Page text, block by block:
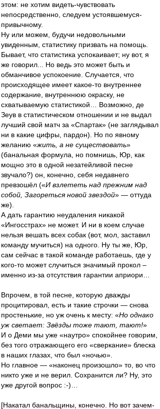
этом: не хотим видеть-чувствовать
непосредственно, следуем устоявшемуся-
привычному.
Ну или можем, будучи недовольными
увиденным, статистику призвать на помощь.
Бывает, что статистика успокаивает; ну вот, я
же говорил... Но ведь это может быть и
обманчивое успокоение. Случается, что
происходящее имеет какое-то внутреннее
содержание, внутреннюю окраску, не
схватываемую статистикой… Возможно, де
Зеув в статистическом отношении и не выдал
лучший свой матч за «Спартак» (не заглядывал
ни в какие цифры, пардон). Но по явному
желанию «жить, а не существовать»
(банальная формула, но помнишь, Юр, как
мощно это в одной незатейливой песне
звучало?) он, конечно, себя недавнего
превзошёл («И взлететь над прежним над
собой, Загореться новой звездой» — оттуда
же).
А дать гарантию неудаления никакой
«Ингосстрах» не может. И ни в коем случае
нельзя вешать всех собак (вот, мол, заставил
команду мучиться) на одного. Ну ты же, Юр,
сам сейчас в такой команде работаешь, где у
кого-то может случиться значимый прокол –
именно из-за отсутствия гарантии априори…
Впрочем, в той песне, которую дважды
процитировал, есть и такие строчки — снова
простенькие, но уж очень к месту: «Но однако
уж светает: Звёзды тоже тают, тают!»
И о Деми мы уже «наутро» спокойнее говорим,
без того отражающего его «сверкание» блеска
в наших глазах, что был «ночью».
Но главное — «наконец произошло» то, во что
никто уже и не верил. Сохранится ли? Ну, это
уже другой вопрос :-)…
[Накатал банальщины, конечно. Но вот зачем-